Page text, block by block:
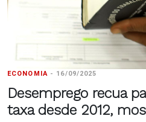
ECONOMIA- 16/09/2025
Desemprego recua
taxa desde 2012,